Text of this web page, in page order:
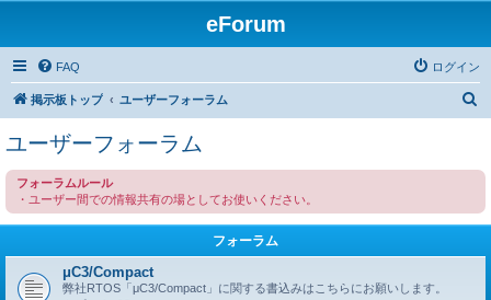
eForum
FAQ ログイン
掲示板トップ ユーザーフォーラム
ユーザーフォーラム
フォーラムルール
・ユーザー間での情報共有の場としてお使いください。
フォーラム
μC3/Compact
弊社RTOS「μC3/Compact」に関する書込みはこちらにお願いします。